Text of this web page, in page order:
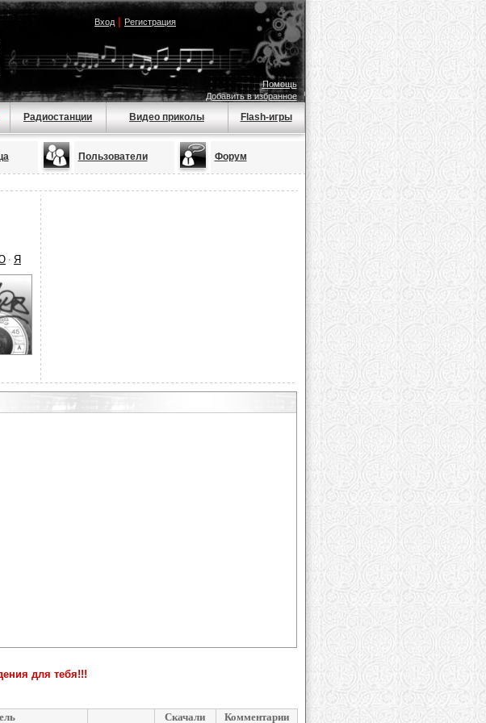
Вход| Регистрация
Помощь
Добавить в избранное
Радиостанции Видео приколы Flash-игры
Пользователи Форум
· Я
для тебя!!!
Скачали Комментарии